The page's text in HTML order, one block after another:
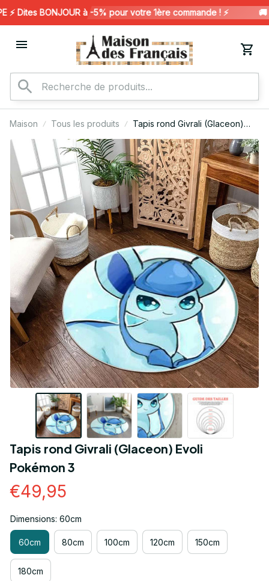
⚡️ Dites BONJOUR à -5% pour votre 1ère commande ! ⚡️ 🚚
Maison Tous les produits
Tapis rond Givrali (Glaceon)
Evoli Pokémon 3
Tapis rond Givrali (Glaceon) Evoli
Pokémon 3
€49,95
Dimensions: 60cm
60cm 80cm 100cm 120cm 150cm
180cm